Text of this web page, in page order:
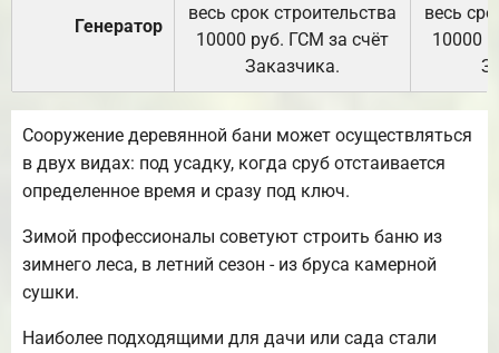
Генератор
весь срок строительства
10000 руб. ГСМ за счёт
Заказчика.
весь
10000
Сооружение деревянной бани может осуществляться
в двух видах: под усадку, когда сруб отстаивается
определенное время и сразу под ключ.
Зимой профессионалы советуют строить баню из
зимнего леса, в летний сезон - из бруса камерной
сушки.
Наиболее подходящими для дачи или сада стали